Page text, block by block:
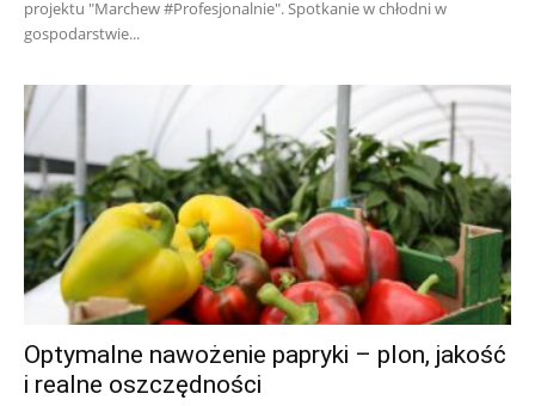
projektu "Marchew #Profesjonalnie". Spotkanie w chłodni w
gospodarstwie...
Optymalne nawożenie papryki – plon, jakość
i realne oszczędności